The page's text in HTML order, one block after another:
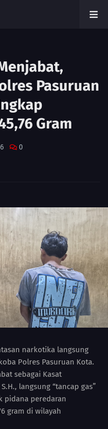
Pasuruan
Gram
0
narkotika langsung
Polres Pasuruan Kota.
sebagai Kasat
langsung “tancap gas”
pidana peredaran
gram di wilayah